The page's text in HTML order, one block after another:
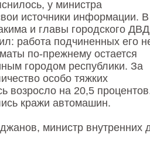
у министра
источники информации. В
и главы городского
работа подчиненных его
по-прежнему остается
городом республики. За
особо тяжких
возросло на 20,5
кражи автомашин.
министр внутренних